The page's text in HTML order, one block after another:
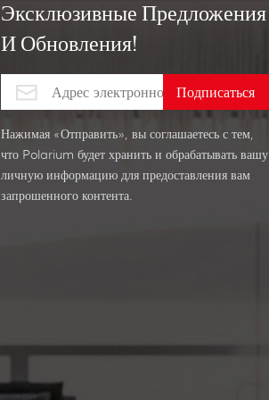
Эксклюзивные Предложения
И Обновления!
Нажимая «Отправить», вы соглашаетесь с тем,
что Polarium будет хранить и обрабатывать вашу
личную информацию для предоставления вам
запрошенного контента.